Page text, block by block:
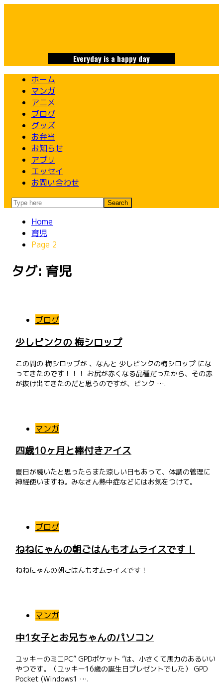
Everyday is a happy day
ホーム
マンガ
アニメ
ブログ
グッズ
お弁当
お知らせ
アプリ
エッセイ
お問い合わせ
Home
育児
Page 2
タグ: 育児
ブログ
少しピンクの 梅シロップ
この間の 梅シロップが 、なんと 少しピンクの梅シロップ にな
ってきたのです！！！ お尻が赤くなる品種だったから、その赤
が抜け出てきたのだと思うのですが、ピンク ….
マンガ
四歳10ヶ月と棒付きアイス
夏日が続いたと思ったらまた涼しい日もあって、体調の管理に
神経使いますね。みなさん熱中症などにはお気をつけて。
ブログ
ねねにゃんの朝ごはんもオムライスです！
ねねにゃんの朝ごはんもオムライスです！
マンガ
中1女子とお兄ちゃんのパソコン
ユッキーのミニPC” GPDポケット ”は、小さくて馬力のあるいい
やつです。（ユッキー16歳の誕生日プレゼントでした） GPD
Pocket (Windows1 ….
ナ
ゲ
ー
ン